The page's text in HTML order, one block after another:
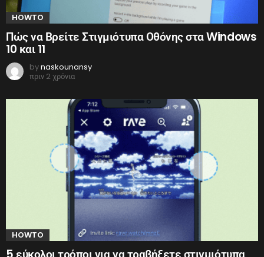
HOWTO
Πώς να Βρείτε Στιγμιότυπα Οθόνης στα Windows
10 και 11
bynaskounansy
πριν 2 χρόνια
HOWTO